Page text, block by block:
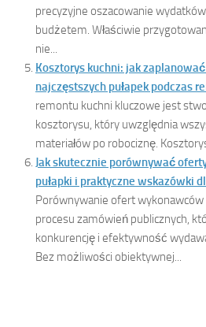
precyzyjne oszacowanie
budżetem. Właściwie
nie...
Kosztorys kuchni: jak
najczęstszych pułapek podczas
remontu kuchni kluczowe jest
kosztorysu, który uwzględnia
materiałów po robociznę.
Jak skutecznie porównywać
pułapki i praktyczne wskazówki
Porównywanie ofert
procesu zamówień publicznych,
konkurencję i efektywność
Bez możliwości obiektywnej...